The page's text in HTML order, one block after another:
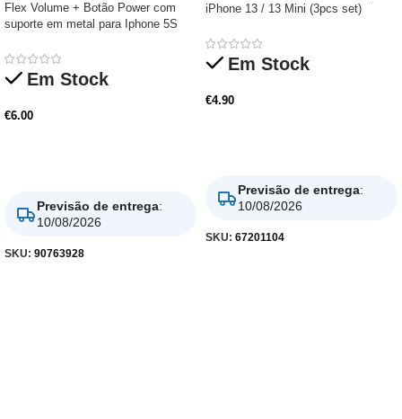
Flex Volume + Botão Power com
suporte em metal para Iphone 5S
Em Stock
€6.00
Previsão de entrega:
10/08/2026
SKU: 90763928
iPhone 13 / 13 Mini (3pcs set)
Em Stock
€4.90
Previsão de entrega:
10/08/2026
SKU: 67201104